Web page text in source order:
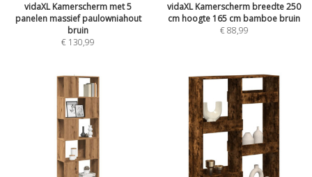
vidaXL Kamerscherm met 5
panelen massief paulowniahout
bruin
€ 130,99
vidaXL Kamerscherm breedte 250
cm hoogte 165 cm bamboe bruin
€88,99